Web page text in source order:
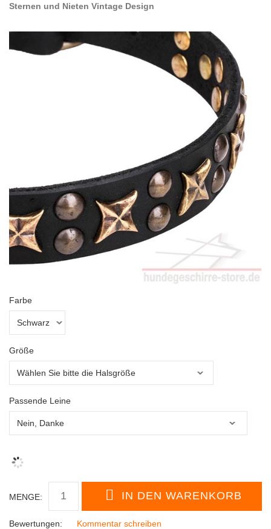
Sternen und Nieten Vintage Design
Farbe
Größe
Passende Leine
MENGE:
Bewertungen: Kommentar schreiben